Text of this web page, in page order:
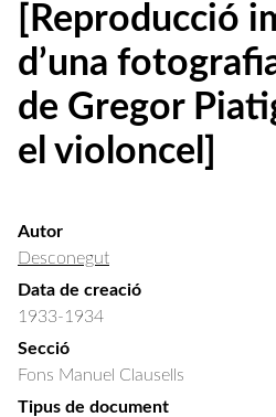
[Reproducció
d’una
de Gregor
el violoncel]
Autor
Desconegut
Data de creació
1933-1934
Secció
Fons Manuel Clausells
Tipus de document